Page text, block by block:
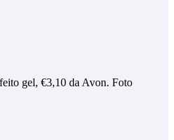
gel, €3,10 da Avon. Foto